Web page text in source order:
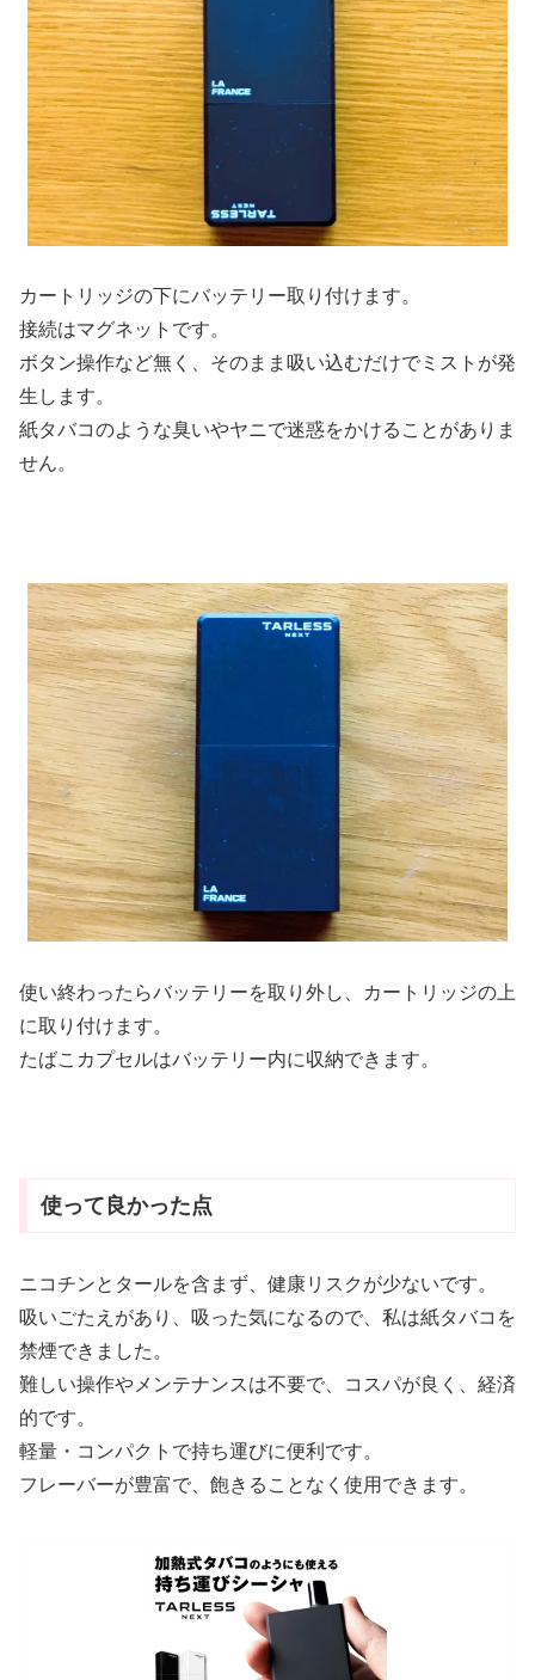
カートリッジの下にバッテリー取り付けます。
接続はマグネットです。
ボタン操作など無く、そのまま吸い込むだけでミストが発
生します。
紙タバコのような臭いやヤニで迷惑をかけることがありま
せん。
使い終わったらバッテリーを取り外し、カートリッジの上
に取り付けます。
たばこカプセルはバッテリー内に収納できます。
使って良かった点
ニコチンとタールを含まず、健康リスクが少ないです。
吸いごたえがあり、吸った気になるので、私は紙タバコを
禁煙できました。
難しい操作やメンテナンスは不要で、コスパが良く、経済
的です。
軽量・コンパクトで持ち運びに便利です。
フレーバーが豊富で、飽きることなく使用できます。